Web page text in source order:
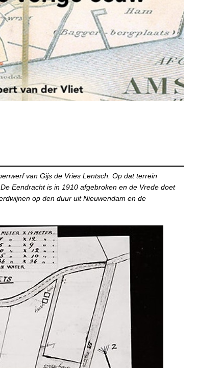
van Gijs de Vries Lentsch. Op dat terrein
Eendracht is in 1910 afgebroken en de Vrede doet
op den duur uit Nieuwendam en de